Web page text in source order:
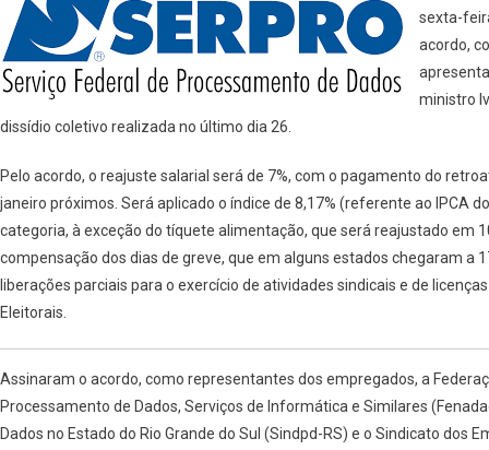
Assinam
No
TST
Acordo
Com
Greve
sexta-
acordo,
ministro
dissídio coletivo realizada no último dia 26.
Pelo acordo, o reajuste salarial será de 7%, com o pagamento do
janeiro próximos. Será aplicado o índice de 8,17% (referente ao IPCA
categoria, à exceção do tíquete alimentação, que será reajustado em
compensação dos dias de greve, que em alguns estados chegaram a
liberações parciais para o exercício de atividades sindicais e de
Eleitorais.
Assinaram o acordo, como representantes dos empregados, a
Processamento de Dados, Serviços de Informática e Similares
Dados no Estado do Rio Grande do Sul (Sindpd-RS) e o Sindicato dos